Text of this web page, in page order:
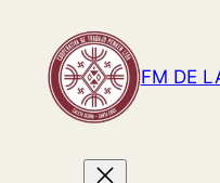
contenido
FM DE